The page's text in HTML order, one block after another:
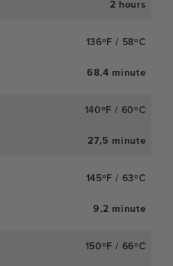
2 hours
136ºF / 58ºC
68,4 minute
140ºF / 60ºC
27,5 minute
145ºF / 63ºC
9,2 minute
150ºF / 66ºC